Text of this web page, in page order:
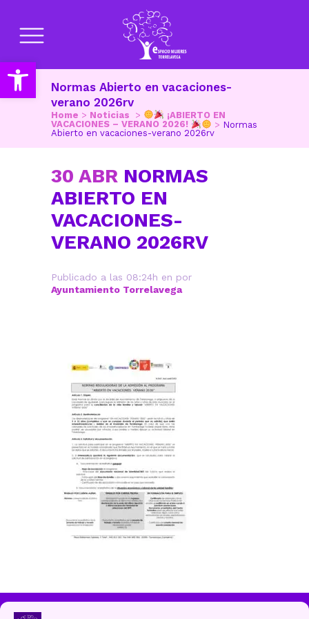
Abrir barra de herramientas
Normas Abierto en vacaciones-
verano 2026rv
Home > Noticias >
¡ABIERTO EN
VACACIONES – VERANO 2026!
> Normas
Abierto en vacaciones-verano 2026rv
30 ABR NORMAS
ABIERTO EN
VACACIONES-
VERANO 2026RV
Publicado a las 08:24h en por
Ayuntamiento Torrelavega